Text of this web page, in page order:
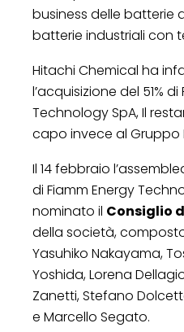
business delle batterie
batterie industriali con
Hitachi Chemical ha
l’acquisizione del 51%
Technology SpA, Il
capo invece al Gruppo
Il 14 febbraio
di Fiamm Energy
nominato il Consiglio
della società,
Yasuhiko Nakayama,
Yoshida, Lorena
Zanetti, Stefano
e Marcello Segato.